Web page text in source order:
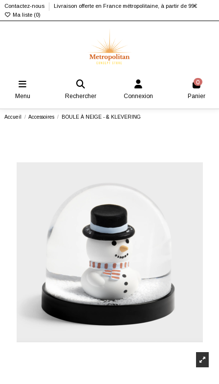
Contactez-nous
Livraison offerte en France métropolitaine, à partir de 99€
Ma liste (0)
Menu Rechercher Connexion
0
Panier
Accueil Accessoires BOULE À NEIGE - & KLEVERING